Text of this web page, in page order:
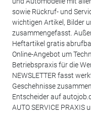
sowie Rückruf- und
wichtigen Artikel, Bilder
zusammengefasst.
Heftartikel gratis
Online-Angebot um
Betriebspraxis für die
NEWSLETTER fasst
Geschehnisse
Entscheider auf
AUTO SERVICE PRAXIS